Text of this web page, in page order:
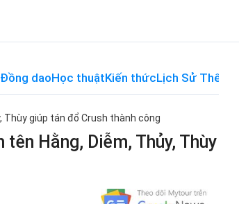
Đồng daoHọc thuậtKiến thứcLịch Sử Thế Giới
giúp tán đổ Crush thành công
Hằng, Diễm, Thủy, Thùy